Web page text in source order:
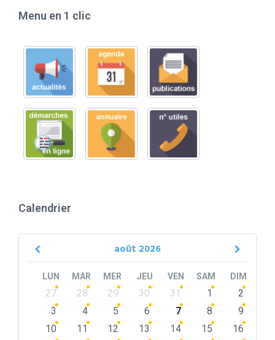
Menu en 1 clic
Calendrier
août 2026
Previous
LUN MAR MER JEU VEN SAM DIM
Skip
calendar
27 28 29 30 31 1
2
3
4 5 6 7 8
9
10
11 12 13 14 15
16